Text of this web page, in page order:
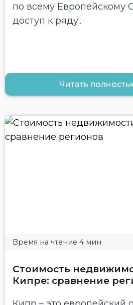
по всему Европейскому
доступ к ряду..
Читать
Стоимость
Кипре: сравнение